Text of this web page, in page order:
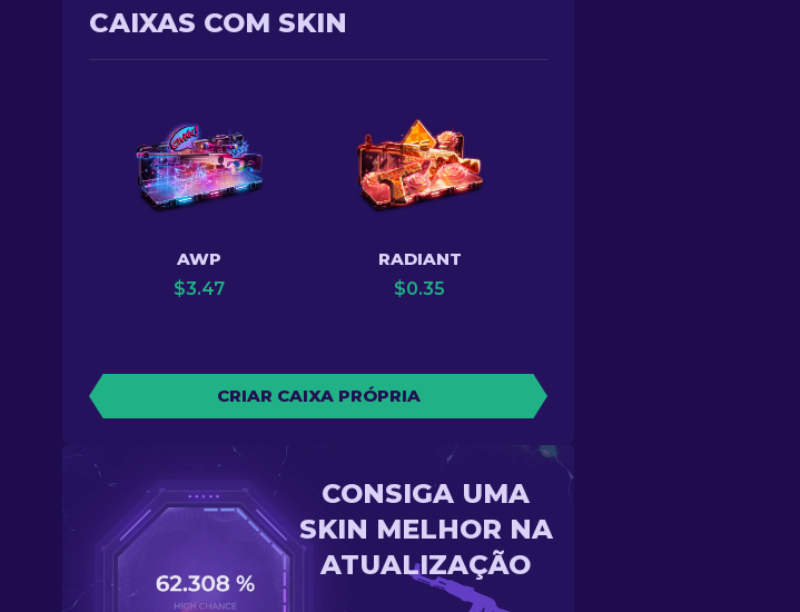
CAIXAS COM SKIN
AWP
$3.47
RADIANT
$0.35
CRIAR CAIXA PRÓPRIA
CONSIGA UMA
SKIN MELHOR NA
ATUALIZAÇÃO